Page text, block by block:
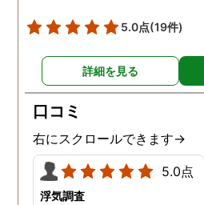
5.0点(19件)
詳細を見る
口コミ
右にスクロールできます→
5.0点
浮気調査